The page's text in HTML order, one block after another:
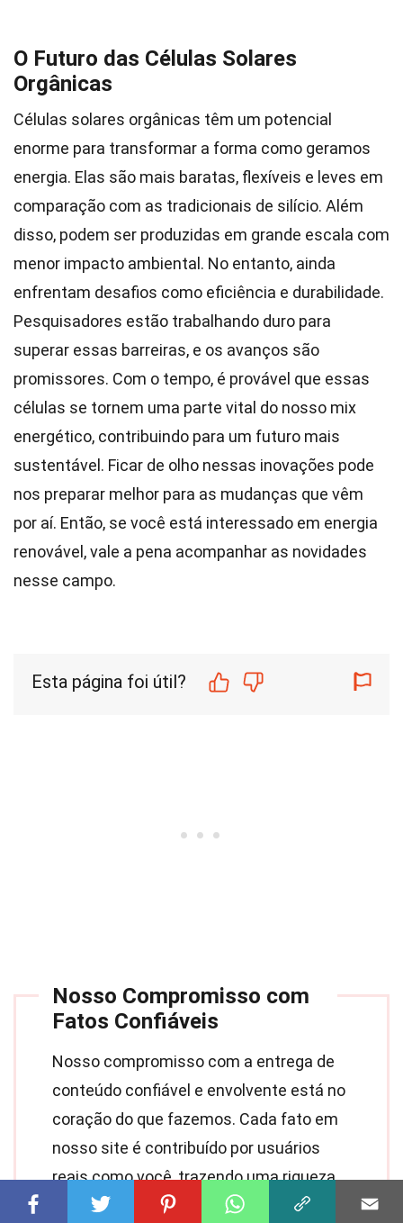
O Futuro das Células Solares
Orgânicas
Células solares orgânicas têm um potencial
enorme para transformar a forma como geramos
energia. Elas são mais baratas, flexíveis e leves em
comparação com as tradicionais de silício. Além
disso, podem ser produzidas em grande escala com
menor impacto ambiental. No entanto, ainda
enfrentam desafios como eficiência e durabilidade.
Pesquisadores estão trabalhando duro para
superar essas barreiras, e os avanços são
promissores. Com o tempo, é provável que essas
células se tornem uma parte vital do nosso mix
energético, contribuindo para um futuro mais
sustentável. Ficar de olho nessas inovações pode
nos preparar melhor para as mudanças que vêm
por aí. Então, se você está interessado em energia
renovável, vale a pena acompanhar as novidades
nesse campo.
Esta página foi útil?
Nosso Compromisso com
Fatos Confiáveis
Nosso compromisso com a entrega de
conteúdo confiável e envolvente está no
coração do que fazemos. Cada fato em
nosso site é contribuído por usuários
reais como você, trazendo uma riqueza
de percepções e informações diversas.